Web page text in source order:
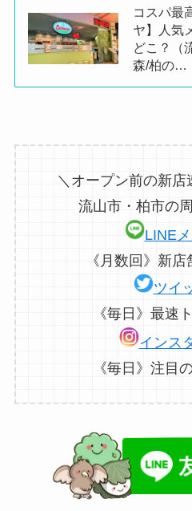
コスパ最
ヤ】人気
どこ？（
森/柏の…
＼オープン前の新店
流山市・柏市の
LINE
《月数回》新
ツイ
《毎日》最速
インス
《毎日》注目